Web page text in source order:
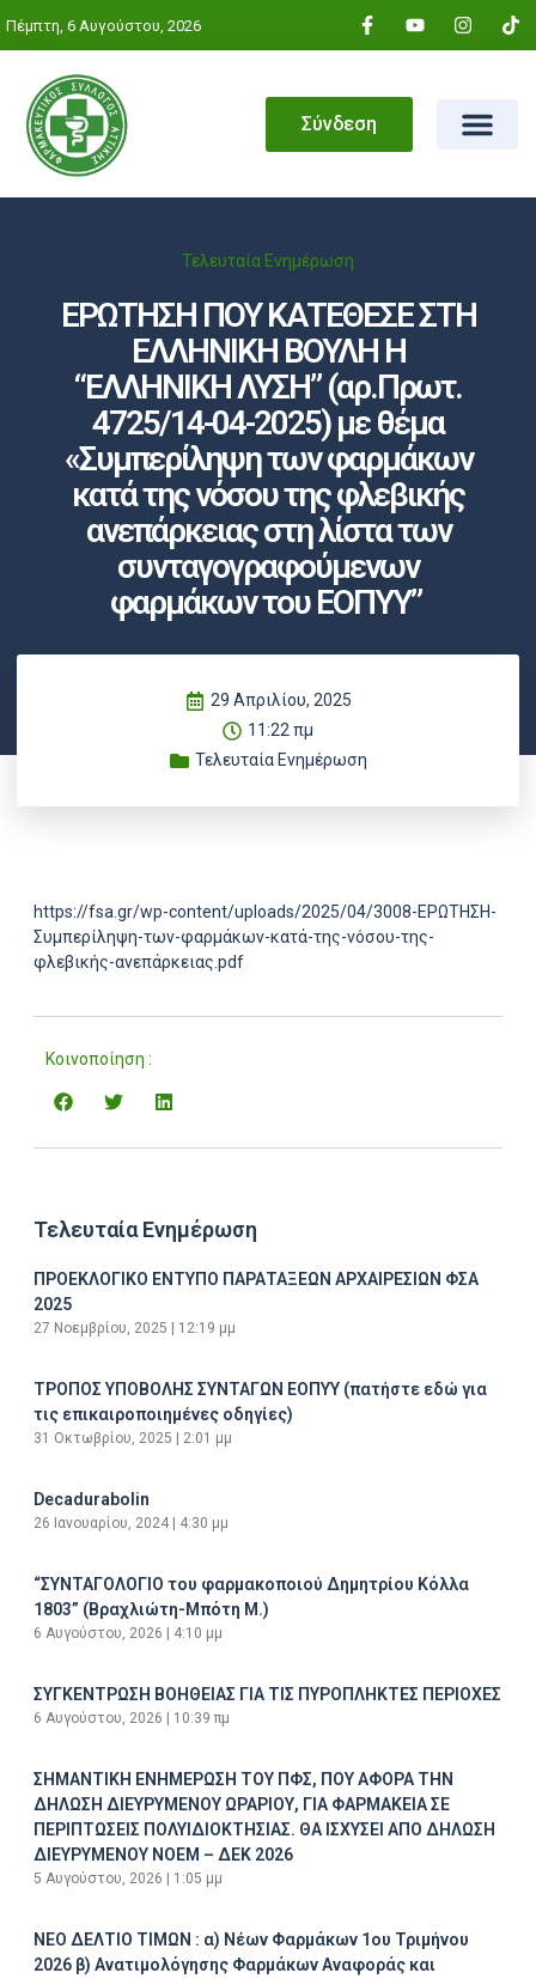
Πέμπτη, 6 Αυγούστου, 2026
Σύνδεση
Τελευταία Ενημέρωση
ΕΡΩΤΗΣΗ ΠΟΥ ΚΑΤΕΘΕΣΕ ΣΤΗ
ΕΛΛΗΝΙΚΗ ΒΟΥΛΗ Η
“ΕΛΛΗΝΙΚΗ ΛΥΣΗ” (αρ.Πρωτ.
4725/14-04-2025) με θέμα
«Συμπερίληψη των φαρμάκων
κατά της νόσου της φλεβικής
ανεπάρκειας στη λίστα των
συνταγογραφούμενων
φαρμάκων του ΕΟΠΥΥ”
29 Απριλίου, 2025
11:22 πμ
Τελευταία Ενημέρωση
https://fsa.gr/wp-content/uploads/2025/04/3008-ΕΡΩΤΗΣΗ-
Συμπερίληψη-των-φαρμάκων-κατά-της-νόσου-της-
φλεβικής-ανεπάρκειας.pdf
Κοινοποίηση :
Τελευταία Ενημέρωση
ΠΡΟΕΚΛΟΓΙΚΟ ΕΝΤΥΠΟ ΠΑΡΑΤΑΞΕΩΝ ΑΡΧΑΙΡΕΣΙΩΝ ΦΣΑ
2025
27 Νοεμβρίου, 2025 12:19 μμ
ΤΡΟΠΟΣ ΥΠΟΒΟΛΗΣ ΣΥΝΤΑΓΩΝ ΕΟΠΥΥ (πατήστε εδώ για
τις επικαιροποιημένες οδηγίες)
31 Οκτωβρίου, 2025 2:01 μμ
Decadurabolin
26 Ιανουαρίου, 2024 4:30 μμ
“ΣΥΝΤΑΓΟΛΟΓΙΟ του φαρμακοποιού Δημητρίου Κόλλα
1803” (Βραχλιώτη-Μπότη Μ.)
6 Αυγούστου, 2026 4:10 μμ
ΣΥΓΚΕΝΤΡΩΣΗ ΒΟΗΘΕΙΑΣ ΓΙΑ ΤΙΣ ΠΥΡΟΠΛΗΚΤΕΣ ΠΕΡΙΟΧΕΣ
6 Αυγούστου, 2026 10:39 πμ
ΣΗΜΑΝΤΙΚΗ ΕΝΗΜΕΡΩΣΗ ΤΟΥ ΠΦΣ, ΠΟΥ ΑΦΟΡΑ ΤΗΝ
ΔΗΛΩΣΗ ΔΙΕΥΡΥΜΕΝΟΥ ΩΡΑΡΙΟΥ, ΓΙΑ ΦΑΡΜΑΚΕΙΑ ΣΕ
ΠΕΡΙΠΤΩΣΕΙΣ ΠΟΛΥΙΔΙΟΚΤΗΣΙΑΣ. ΘΑ ΙΣΧΥΣΕΙ ΑΠΟ ΔΗΛΩΣΗ
ΔΙΕΥΡΥΜΕΝΟΥ ΝΟΕΜ – ΔΕΚ 2026
5 Αυγούστου, 2026 1:05 μμ
ΝΕΟ ΔΕΛΤΙΟ ΤΙΜΩΝ : α) Νέων Φαρμάκων 1ου Τριμήνου
2026 β) Ανατιμολόγησης Φαρμάκων Αναφοράς και